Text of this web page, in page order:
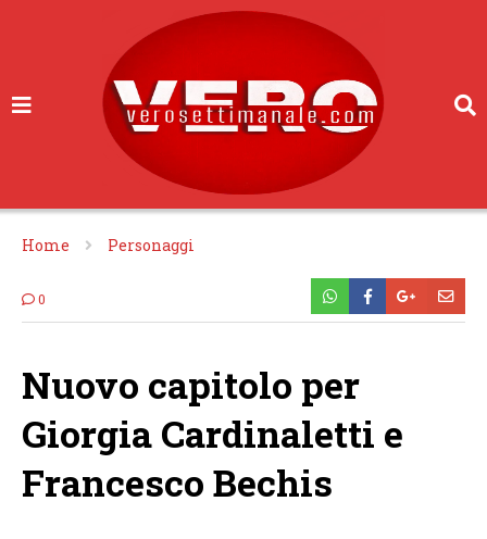
Home Personaggi
0
Nuovo capitolo per
Giorgia Cardinaletti e
Francesco Bechis